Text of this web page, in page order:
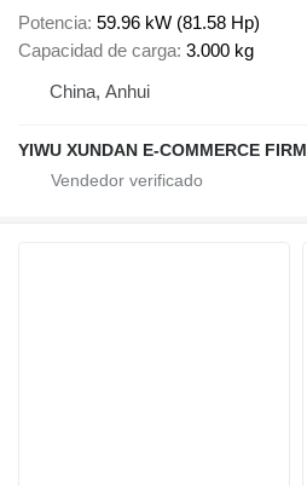
Potencia 59.96 kW (81.58 Hp)
Capacidad de carga 3.000 kg
China, Anhui
YIWU XUNDAN E-COMMERCE FIRM